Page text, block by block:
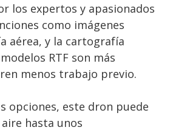
los expertos y apasionados
como imágenes
aérea, y la cartografía
RTF son más
menos trabajo previo.
opciones, este dron puede
hasta unos